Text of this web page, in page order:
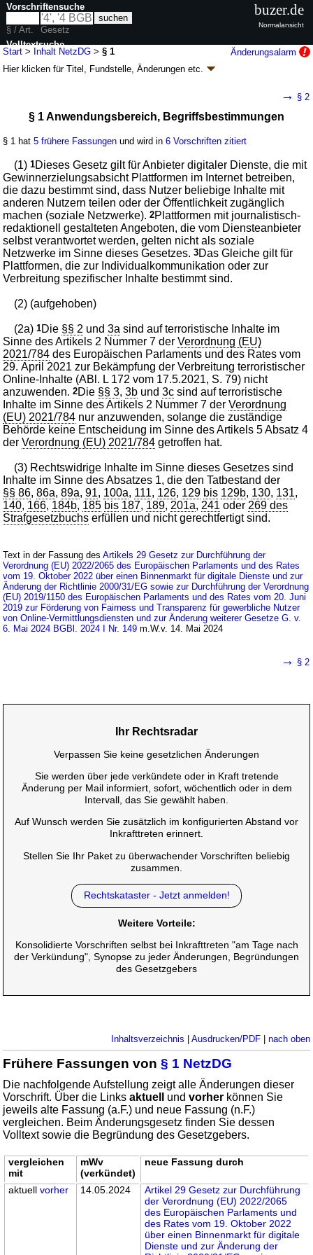
Start > Inhalt NetzDG >§ 1
Änderungsalarm
Hier klicken fürTitel, Fundstelle, Änderungen etc.
Artikel 29G. v. 06.05.2024BGBl. 2024 I Nr. 149
9 weitere Fassungen | Drucksachen / Entwurf / Begründung
→ § 2
§ 1 Anwendungsbereich, Begriffsbestimmungen
§ 1 hat5 frühere Fassungen und wird in6 Vorschriften zitiert
(1)1Dieses Gesetz gilt für Anbieter digitaler Dienste, die mit
Gewinnerzielungsabsicht Plattformen im Internet betreiben,
die dazu bestimmt sind, dass Nutzer beliebige Inhalte mit
anderen Nutzern teilen oder der Öffentlichkeit zugänglich
machen (soziale Netzwerke).2Plattformen mit journalistisch-
redaktionell gestalteten Angeboten, die vom Diensteanbieter
selbst verantwortet werden, gelten nicht als soziale
Netzwerke im Sinne dieses Gesetzes.3Das Gleiche gilt für
Plattformen, die zur Individualkommunikation oder zur
Verbreitung spezifischer Inhalte bestimmt sind.
(2) (aufgehoben)
(2a)1Die §§ 2 und3a sind auf terroristische Inhalte im
Sinne des Artikels 2 Nummer 7 derVerordnung (EU)
2021/784 des Europäischen Parlaments und des Rates vom
29. April 2021 zur Bekämpfung der Verbreitung terroristischer
Online-Inhalte (ABl. L 172 vom 17.5.2021, S. 79) nicht
anzuwenden.2Die §§ 3,3b und3c sind auf terroristische
Inhalte im Sinne des Artikels 2 Nummer 7 derVerordnung
(EU) 2021/784 nur anzuwenden, solange die zuständige
Behörde keine Entscheidung im Sinne des Artikels 5 Absatz 4
derVerordnung (EU) 2021/784 getroffen hat.
(3) Rechtswidrige Inhalte im Sinne dieses Gesetzes sind
Inhalte im Sinne des Absatzes 1, die den Tatbestand der
§§ 86,86a,89a,91, 100a, 111, 126, 129 bis 129b, 130, 131,
140, 166, 184b, 185 bis 187, 189, 201a, 241 oder 269 des
Strafgesetzbuchs erfüllen und nicht gerechtfertigt sind.
Text in der Fassung desArtikels 29 Gesetz zur Durchführung der
Verordnung (EU) 2022/2065 des Europäischen Parlaments und des Rates
vom 19. Oktober 2022 über einen Binnenmarkt für digitale Dienste und zur
Änderung der Richtlinie 2000/31/EG sowie zur Durchführung der Verordnung
(EU) 2019/1150 des Europäischen Parlaments und des Rates vom 20. Juni
2019 zur Förderung von Fairness und Transparenz für gewerbliche Nutzer
von Online-Vermittlungsdiensten und zur Änderung weiterer Gesetze G. v.
6. Mai 2024 BGBl. 2024 I Nr. 149 m.W.v. 14. Mai 2024
→ § 2
Ihr Rechtsradar
Verpassen Sie keine gesetzlichen Änderungen
Sie werden über jede verkündete oder in Kraft tretende
Änderung per Mail informiert, sofort, wöchentlich oder in dem
Intervall, das Sie gewählt haben.
Auf Wunsch werden Sie zusätzlich im konfigurierten Abstand vor
Inkrafttreten erinnert.
Stellen Sie Ihr Paket zu überwachender Vorschriften beliebig
zusammen.
Rechtskataster - Jetzt anmelden!
Weitere Vorteile:
Konsolidierte Vorschriften selbst bei Inkrafttreten "am Tage nach
der Verkündung", Synopse zu jeder Änderungen, Begründungen
des Gesetzgebers
Inhaltsverzeichnis Ausdrucken/PDF| nach oben
Frühere Fassungen von§ 1 NetzDG
Die nachfolgende Aufstellung zeigt alle Änderungen dieser
Vorschrift. Über die Linksaktuell undvorher können Sie
jeweils alte Fassung (a.F.) und neue Fassung (n.F.)
vergleichen. Beim Änderungsgesetz finden Sie dessen
Volltext sowie die Begründung des Gesetzgebers.
vergleichen
mit
mWv
(verkündet)
neue Fassung durch
aktuellvorher 14.05.2024
Artikel 29 Gesetz zur Durchführung
der Verordnung (EU) 2022/2065
des Europäischen Parlaments und
des Rates vom 19. Oktober 2022
über einen Binnenmarkt für digitale
Dienste und zur Änderung der
Vorschriftensuche
§ / Art.
Gesetz
Volltextsuche
nur in NetzDG
buzer.de
Normalansicht